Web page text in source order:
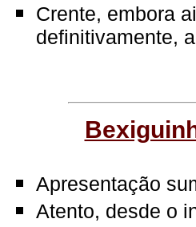
Crente, embora
definitivamente,
Apresentação
Atento, desde o